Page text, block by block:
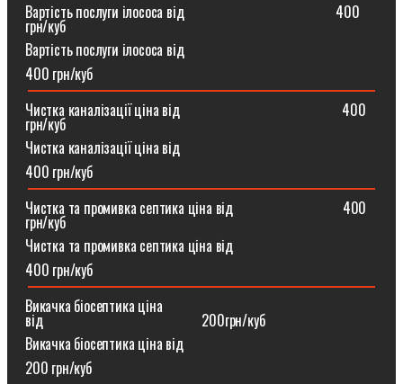
Вартість послуги ілососа від ⠀⠀⠀⠀⠀⠀⠀⠀⠀⠀⠀⠀⠀⠀400
грн/куб
Вартість послуги ілососа від
400 грн/куб
Чистка каналізації ціна від ⠀⠀⠀⠀⠀⠀⠀⠀⠀⠀⠀⠀⠀⠀⠀400
грн/куб
Чистка каналізації ціна від
400 грн/куб
Чистка та промивка септика ціна від ⠀⠀⠀⠀⠀⠀⠀⠀⠀⠀400
грн/куб
Чистка та промивка септика ціна від
400 грн/куб
Викачка біосептика ціна
від⠀⠀⠀⠀⠀⠀⠀⠀⠀⠀⠀⠀⠀⠀⠀200грн/куб
Викачка біосептика ціна від
200 грн/куб